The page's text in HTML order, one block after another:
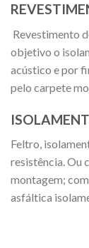
Revestimento
objetivo o
acústico e por
pelo carpete
Feltro,
resistência. Ou
montagem;
asfáltica